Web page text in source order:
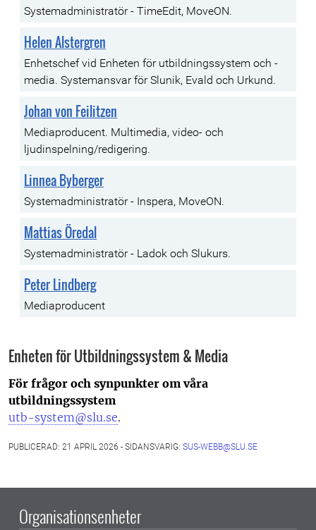
Systemadministratör - TimeEdit, MoveON.
Helen Alstergren
Enhetschef vid Enheten för utbildningssystem och -
media. Systemansvar för Slunik, Evald och Urkund.
Johan von Feilitzen
Mediaproducent. Multimedia, video- och
ljudinspelning/redigering.
Linnea Byberger
Systemadministratör - Inspera, MoveON.
Mattias Öredal
Systemadministratör - Ladok och Slukurs.
Peter Lindberg
Mediaproducent
Enheten för Utbildningssystem & Media
För frågor och synpunkter om våra
utbildningssystem
utb-system@slu.se.
PUBLICERAD: 21 APRIL 2026 - SIDANSVARIG: SUS-WEBB@SLU.SE
Organisationsenheter